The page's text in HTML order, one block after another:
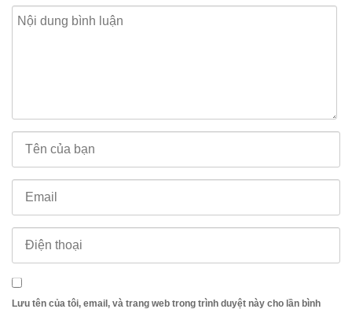
Lưu tên của tôi, email, và trang web trong trình duyệt này cho lần bình